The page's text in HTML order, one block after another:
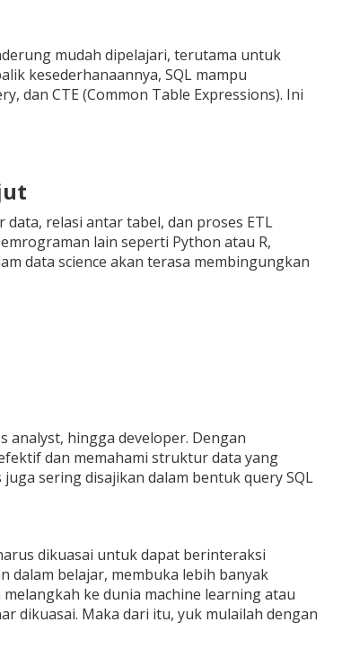
mudah dipelajari, terutama untuk
kesederhanaannya, SQL mampu
dan CTE (Common Table Expressions). Ini
relasi antar tabel, dan proses ETL
lain seperti Python atau R,
data science akan terasa membingungkan
analyst, hingga developer. Dengan
dan memahami struktur data yang
sering disajikan dalam bentuk query SQL
dikuasai untuk dapat berinteraksi
dalam belajar, membuka lebih banyak
ke dunia machine learning atau
dikuasai. Maka dari itu, yuk mulailah dengan